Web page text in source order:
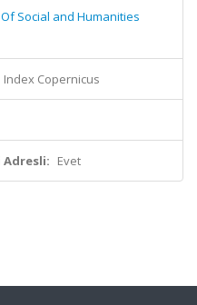
Social and Humanities
Index Copernicus
Evet